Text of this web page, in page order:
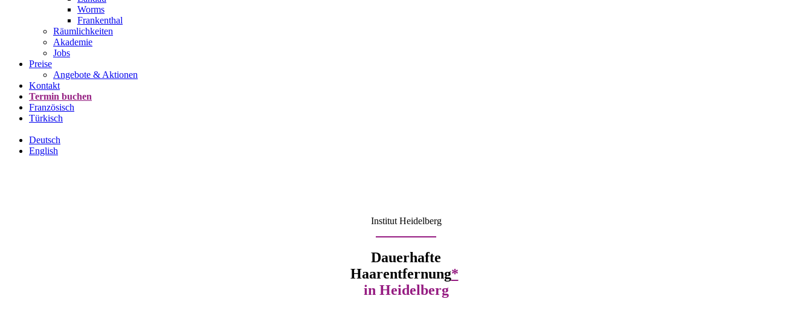
Worms
Frankenthal
Räumlichkeiten
Akademie
Jobs
Preise
Angebote & Aktionen
Kontakt
Termin buchen
Französisch
Türkisch
Deutsch
English
Institut Heidelberg
Dauer­hafte
Haar­ent­fernung*
in Heidelberg